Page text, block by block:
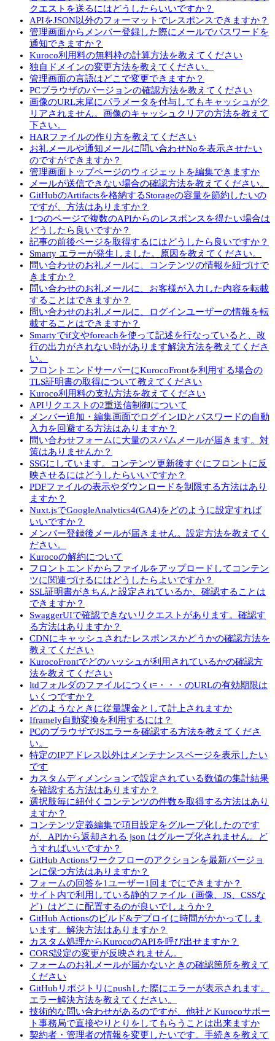
クエストを送るにはどうしたらいいですか？
APIをJSON以外のフォーマットでレスポンスできますか？
管理画面からメンバー登録した際にメールでパスワードを
通知できますか？
Kuroco利用料の無料枠の計算方法を教えてください
独自ドメインの変更方法を教えてください。
管理画面の言語はどこで変更できますか？
PCブラウザのバージョンの確認方法を教えてください
画像のURL末尾にパラメータを付与してもキャッシュがク
リアされません。画像のキャッシュクリアの方法を教えて
下さい。
HARファイルの作り方を教えてください
お礼メールや通知メールに問い合わせNoを表示させたい
のですができますか？
管理画面トップページのウィジェットを編集できますか
メールが送信できない場合の確認方法を教えてください。
GitHubのArtifactsを格納するStorageの容量を節約したいの
ですが、方法はありますか？
1つのページで複数のAPIからのレスポンスを得たい場合は
どうしたら良いですか？
記事の前後ページを取得するにはどうしたら良いですか？
Smarty エラーが発生しました。原因を教えてください。
問い合わせのお礼メールに、コンテンツの情報を紐づけで
きますか？
問い合わせのお礼メールに、お客様が入力した内容を転載
することはできますか？
問い合わせのお礼メールに、ログインユーザーの情報を転
載することはできますか？
Smartyでif文やforeachを使って記述を行なっていると、改
行の出力がされない時があります解決方法を教えてくださ
い。
フロントエンドサーバーにKurocoFrontを利用する場合の
TLS証明書の取得について教えてください
Kuroco利用料の支払方法を教えてください
APIリクエストの2重送信制御について
メンバー追加・編集画面でログインIDとパスワードの自動
入力を回避する方法はありますか？
問い合わせフォームに大量のスパムメールが届きます。対
策はありませんか？
SSGにしています。コンテンツ更新後すぐにフロントに反
映させるにはどうしたらいいですか？
PDFファイルの表示やダウンロードを制限する方法はあり
ますか？
Nuxt.jsでGoogleAnalytics4(GA4)をどのように設定すれば
いいですか？
メンバー登録後メールが届きません。設定方法を教えてく
ださい。
Kurocoの解約について
フロントエンドからファイルをアップロードしてコンテン
ツに関連づけるにはどうしたらよいですか？
SSL証明書がきちんと設定されているか、確認することは
できますか？
SwaggerUIで確認できないリクエストがあります。確認す
る方法はありますか？
CDNにキャッシュされたレスポンスかどうかの確認方法を
教えてください
KurocoFrontでどのハッシュが利用されているかの確認方
法を教えてください
ltdフォルダのファイルにつくt=・・・のURLの有効期限は
いくつですか？
どのようなときに従量課金として計上されますか
Iframely自動変換を利用するには？
PCのブラウザでJSエラーを確認する方法を教えてくださ
い。
特定のIPアドレス以外はメンテナンスページを表示したい
です
カスタムディメンションで設定されている数値の集計結果
を確認する方法はありますか？
選択肢毎に紐付くコンテンツの件数を取得する方法はあり
ますか？
コンテンツ定義編集で項目設定をグループ化したのです
が、APIから返却される json はグループ化されません。ど
うすればいいですか？
GitHub Actionsワークフローのアクションを最新バージョ
ンに保つ方法はありますか？
フォームの回答を1ユーザー1回までにできますか？
サイト内で利用している静的ファイル（画像、JS、CSSな
ど）はどこに配置するのが良いでしょうか？
GitHub Actionsのビルド&デプロイに時間がかかってしま
います。解決方法はありますか？
カスタム処理からKurocoのAPIを呼び出せますか？
CORS設定の変更が反映されません。
フォームのお礼メールが届かないときの確認箇所を教えて
ください
GitHubリポジトリにpushした際にエラーが表示されます。
エラー解決方法を教えてください。
技術的な問い合わせがあるのですが、他社とKurocoサポー
ト事務局で直接やりとりをしてもらうことは出来ますか
契約者・管理者の情報を変更したいです。手続きを教えて